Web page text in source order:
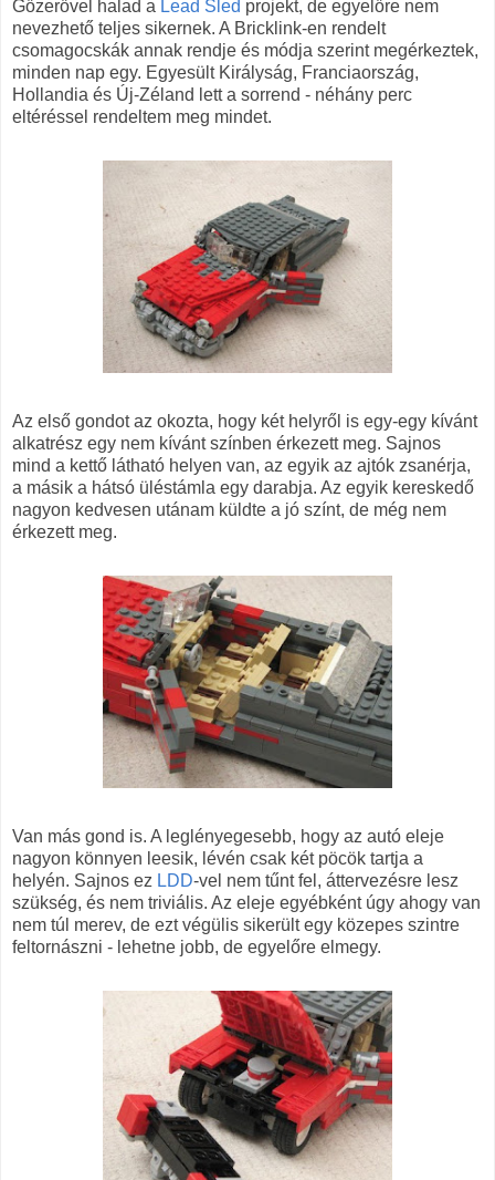
Gőzerővel halad a Lead Sled projekt, de egyelőre nem
nevezhető teljes sikernek. A Bricklink-en rendelt
csomagocskák annak rendje és módja szerint megérkeztek,
minden nap egy. Egyesült Királyság, Franciaország,
Hollandia és Új-Zéland lett a sorrend - néhány perc
eltéréssel rendeltem meg mindet.
Az első gondot az okozta, hogy két helyről is egy-egy kívánt
alkatrész egy nem kívánt színben érkezett meg. Sajnos
mind a kettő látható helyen van, az egyik az ajtók zsanérja,
a másik a hátsó üléstámla egy darabja. Az egyik kereskedő
nagyon kedvesen utánam küldte a jó színt, de még nem
érkezett meg.
Van más gond is. A leglényegesebb, hogy az autó eleje
nagyon könnyen leesik, lévén csak két pöcök tartja a
helyén. Sajnos ez LDD-vel nem tűnt fel, áttervezésre lesz
szükség, és nem triviális. Az eleje egyébként úgy ahogy van
nem túl merev, de ezt végülis sikerült egy közepes szintre
feltornászni - lehetne jobb, de egyelőre elmegy.